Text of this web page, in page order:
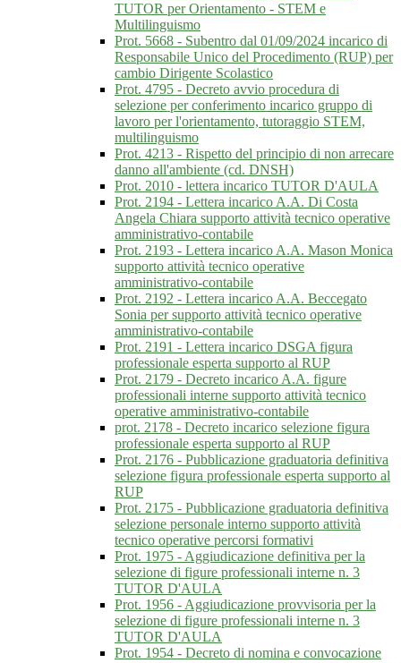
TUTOR per Orientamento - STEM e
Multilinguismo
Prot. 5668 - Subentro dal 01/09/2024 incarico di
Responsabile Unico del Procedimento (RUP) per
cambio Dirigente Scolastico
Prot. 4795 - Decreto avvio procedura di
selezione per conferimento incarico gruppo di
lavoro per l'orientamento, tutoraggio STEM,
multilinguismo
Prot. 4213 - Rispetto del principio di non arrecare
danno all'ambiente (cd. DNSH)
Prot. 2010 - lettera incarico TUTOR D'AULA
Prot. 2194 - Lettera incarico A.A. Di Costa
Angela Chiara supporto attività tecnico operative
amministrativo-contabile
Prot. 2193 - Lettera incarico A.A. Mason Monica
supporto attività tecnico operative
amministrativo-contabile
Prot. 2192 - Lettera incarico A.A. Beccegato
Sonia per supporto attività tecnico operative
amministrativo-contabile
Prot. 2191 - Lettera incarico DSGA figura
professionale esperta supporto al RUP
Prot. 2179 - Decreto incarico A.A. figure
professionali interne supporto attività tecnico
operative amministrativo-contabile
prot. 2178 - Decreto incarico selezione figura
professionale esperta supporto al RUP
Prot. 2176 - Pubblicazione graduatoria definitiva
selezione figura professionale esperta supporto al
RUP
Prot. 2175 - Pubblicazione graduatoria definitiva
selezione personale interno supporto attività
tecnico operative percorsi formativi
Prot. 1975 - Aggiudicazione definitiva per la
selezione di figure professionali interne n. 3
TUTOR D'AULA
Prot. 1956 - Aggiudicazione provvisoria per la
selezione di figure professionali interne n. 3
TUTOR D'AULA
Prot. 1954 - Decreto di nomina e convocazione